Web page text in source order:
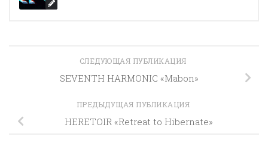
СЛЕДУЮЩАЯ ПУБЛИКАЦИЯ
SEVENTH HARMONIC «Mabon»
ПРЕДЫДУЩАЯ ПУБЛИКАЦИЯ
HERETOIR «Retreat to Hibernate»